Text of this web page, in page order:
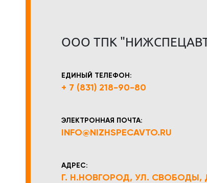
ООО ТПК
ЕДИНЫЙ ТЕЛЕФОН:
+ 7 (831) 218-90-80
ЭЛЕКТРОННАЯ ПОЧТА:
INFO@NIZHSPECAVTO.RU
АДРЕС:
Г. Н.НОВГОРОД, УЛ. СВОБОДЫ,